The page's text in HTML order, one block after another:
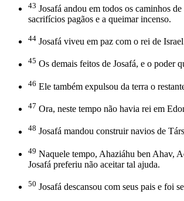
43 Josafá andou em todos os caminhos
sacrifícios pagãos e a queimar incenso.
44 Josafá viveu em paz com o rei de
45 Os demais feitos de Josafá, e o poder
46 Ele também expulsou da terra o
47 Ora, neste tempo não havia rei em
48 Josafá mandou construir navios de
49 Naquele tempo, Ahaziáhu ben Ahav,
Josafá preferiu não aceitar tal ajuda.
50 Josafá descansou com seus pais e foi